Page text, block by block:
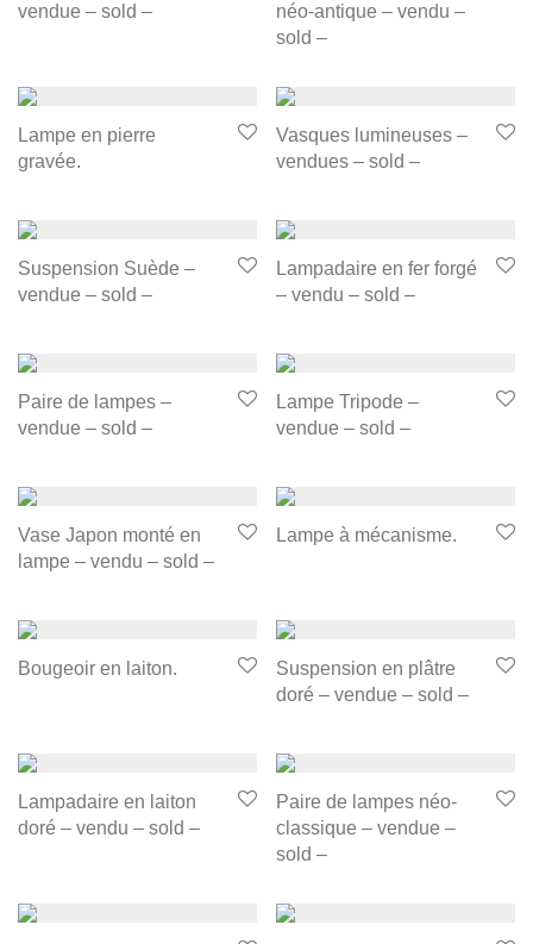
vendue – sold –
néo-antique – vendu –
sold –
Lampe en pierre
gravée.
Vasques lumineuses –
vendues – sold –
Suspension Suède –
vendue – sold –
Lampadaire en fer forgé
– vendu – sold –
Paire de lampes –
vendue – sold –
Lampe Tripode –
vendue – sold –
Vase Japon monté en
lampe – vendu – sold –
Lampe à mécanisme.
Bougeoir en laiton.
Suspension en plâtre
doré – vendue – sold –
Lampadaire en laiton
doré – vendu – sold –
Paire de lampes néo-
classique – vendue –
sold –